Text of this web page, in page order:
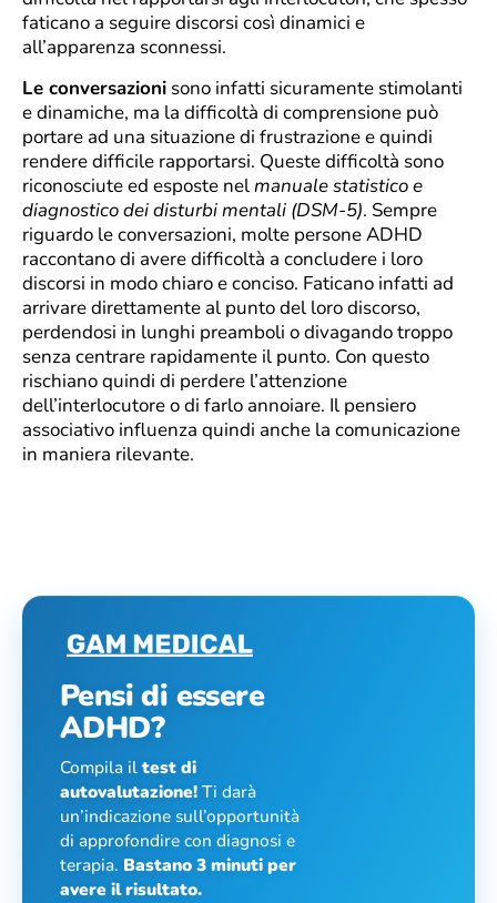
faticano a seguire discorsi così dinamici e
all’apparenza sconnessi.
Le conversazioni sono infatti sicuramente stimolanti
e dinamiche, ma la difficoltà di comprensione può
portare ad una situazione di frustrazione e quindi
rendere difficile rapportarsi. Queste difficoltà sono
riconosciute ed esposte nelmanuale statistico e
diagnostico dei disturbi mentali (DSM-5). Sempre
riguardo le conversazioni, molte persone ADHD
raccontano di avere difficoltà a concludere i loro
discorsi in modo chiaro e conciso. Faticano infatti ad
arrivare direttamente al punto del loro discorso,
perdendosi in lunghi preamboli o divagando troppo
senza centrare rapidamente il punto. Con questo
rischiano quindi di perdere l’attenzione
dell’interlocutore o di farlo annoiare. Il pensiero
associativo influenza quindi anche la comunicazione
in maniera rilevante.
Pensi di essere
ADHD?
Compila iltest di
autovalutazione!Ti darà
un’indicazione sull’opportunità
di approfondire con diagnosi e
terapia. Bastano 3 minuti per
avere il risultato.